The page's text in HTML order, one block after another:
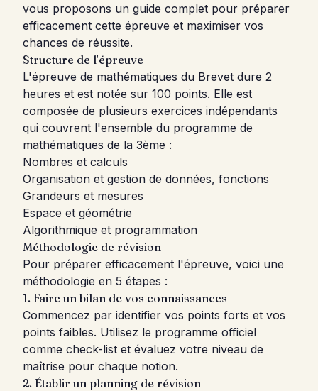
vous proposons un guide complet pour préparer
efficacement cette épreuve et maximiser vos
chances de réussite.
Structure de l'épreuve
L'épreuve de mathématiques du Brevet dure 2
heures et est notée sur 100 points. Elle est
composée de plusieurs exercices indépendants
qui couvrent l'ensemble du programme de
mathématiques de la 3ème :
Nombres et calculs
Organisation et gestion de données, fonctions
Grandeurs et mesures
Espace et géométrie
Algorithmique et programmation
Méthodologie de révision
Pour préparer efficacement l'épreuve, voici une
méthodologie en 5 étapes :
1. Faire un bilan de vos connaissances
Commencez par identifier vos points forts et vos
points faibles. Utilisez le programme officiel
comme check-list et évaluez votre niveau de
maîtrise pour chaque notion.
2. Établir un planning de révision